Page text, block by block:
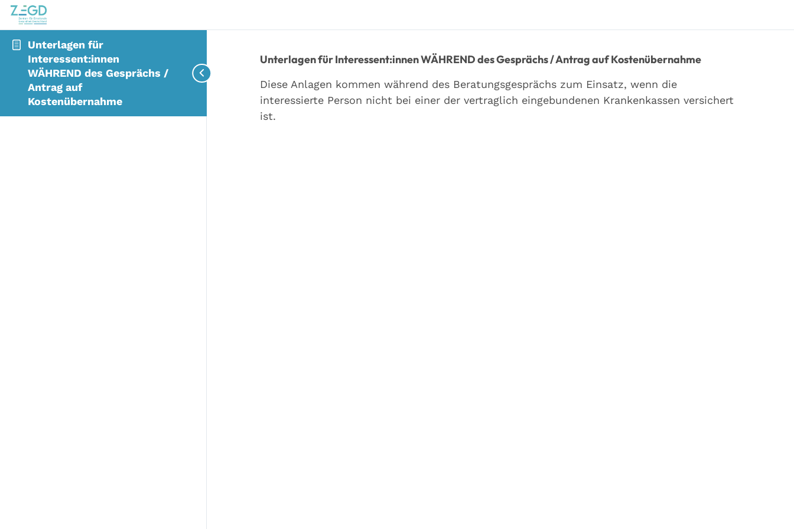
Unterlagen für
Interessent:innen
WÄHREND des Gesprächs /
Antrag auf
Kostenübernahme
Unterlagen für Interessent:innen WÄHREND des Gesprächs / Antrag auf Kostenübernahme
Diese Anlagen kommen während des Beratungsgesprächs zum Einsatz, wenn die
interessierte Person nicht bei einer der vertraglich eingebundenen Krankenkassen versichert
ist.